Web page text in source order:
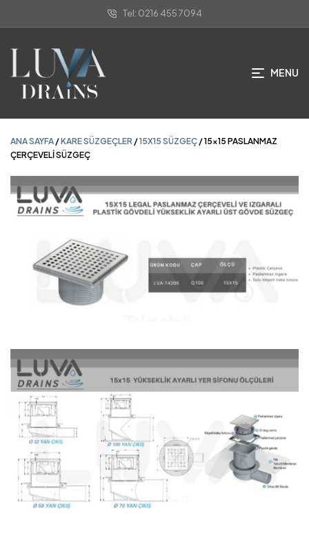
Tel: 0216 455 7094
MENU
ANA SAYFA/KARE SÜZGEÇLER/15X15 SÜZGEÇ/ 15×15 PASLANMAZ
ANA SAYFA /KARE SÜZGEÇLER /15X15 SÜZGEÇ / 15×15 PASLANMAZ
ÇERÇEVELİ SÜZGEÇ